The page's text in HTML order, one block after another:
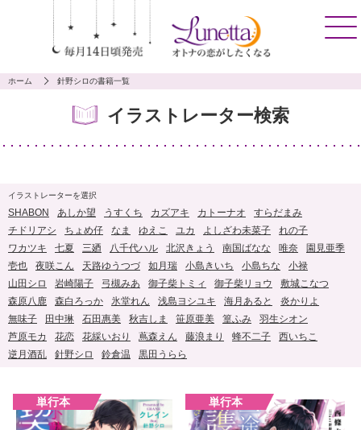
ホーム 針野シロの書籍一覧
イラストレーター検索
イラストレーターを選択
SHABON あしか望 うすくち カズアキ カトーナオ
すらだまみ
チドリアシ
ちょめ仔 なま ゆえこ ユカ よしざわ未菜子
れの子
ワカツキ
七夏 三廼 八千代ハル 北沢きょう 南国ばなな 唯奈
園見亜季
壱也
夜咲こん 天路ゆうつづ 如月瑞 小島きいち 小島ちな
小禄
山田シロ
岩崎陽子 弓槻みあ 御子柴トミィ 御子柴リョウ
敷城こなつ
森原八鹿
森白ろっか 氷堂れん 浅島ヨシユキ 海月あると
炎かりよ
無味子
田中琳 石田惠美 秋吉しま 笹原亜美 篁ふみ
羽生シオン
芦原モカ
花恋 花綵いおり 蔦森えん 藤浪まり 蜂不二子
西いちこ
逆月酒乱
針野シロ 鈴倉温 黒田うらら